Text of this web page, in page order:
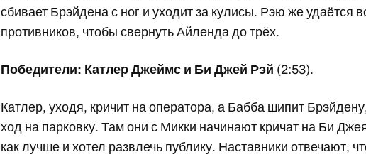
сбивает Брэйдена с ног и уходит за кулисы. Рэю же удаётся
противников, чтобы свернуть Айленда до трёх.
Победители: Катлер Джеймс и Би Джей Рэй (2:53).
Катлер, уходя, кричит на оператора, а Бабба шипит
ход на парковку. Там они с Микки начинают кричат на Би
как лучше и хотел развлечь публику. Наставники отвечают,